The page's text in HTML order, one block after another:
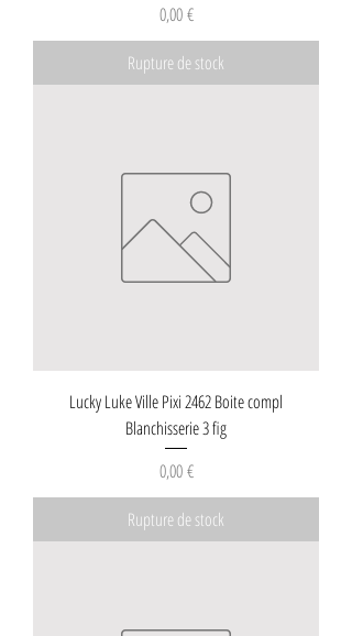
Prix
0,00 €
Rupture de stock
Lucky Luke Ville Pixi 2462 Boite compl
Blanchisserie 3 fig
Prix
0,00 €
Rupture de stock